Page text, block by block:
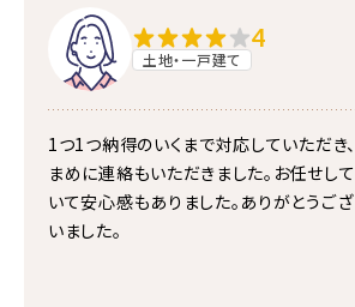
4
土地・一戸建て
1つ1つ納得のいくまで対応していただき、
まめに連絡もいただきました。お任せして
いて安心感もありました。ありがとうござ
いました。